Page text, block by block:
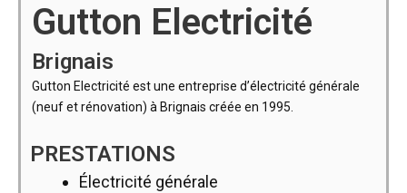
Gutton Electricité
Brignais
Gutton Electricité est une entreprise d’électricité générale
(neuf et rénovation) à Brignais créée en 1995.
PRESTATIONS
Électricité générale